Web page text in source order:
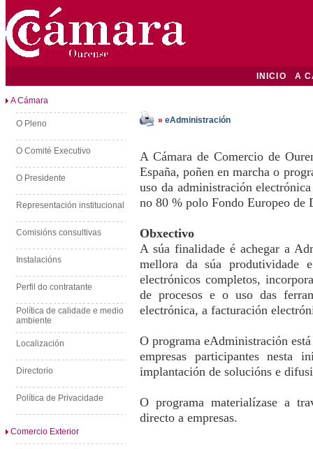
INICIO A
A Cámara
O Pleno
O Comité Executivo
O Presidente
Representación institucional
Comisións consultivas
Instalacións
Perfil do contratante
Política de calidade e medio
ambiente
Localización
Directorio
Política de Privacidade
Comercio Exterior
» eAdministración
A Cámara de Comercio de
España, poñen en marcha o
uso da administración
no 80 % polo Fondo Europeo de
Obxectivo
A súa finalidade é achegar a
mellora da súa produtividade
electrónicos completos,
de procesos e o uso das
electrónica, a facturación
O programa eAdministración
empresas participantes nesta
implantación de solucións e
O programa materialízase a
directo a empresas.